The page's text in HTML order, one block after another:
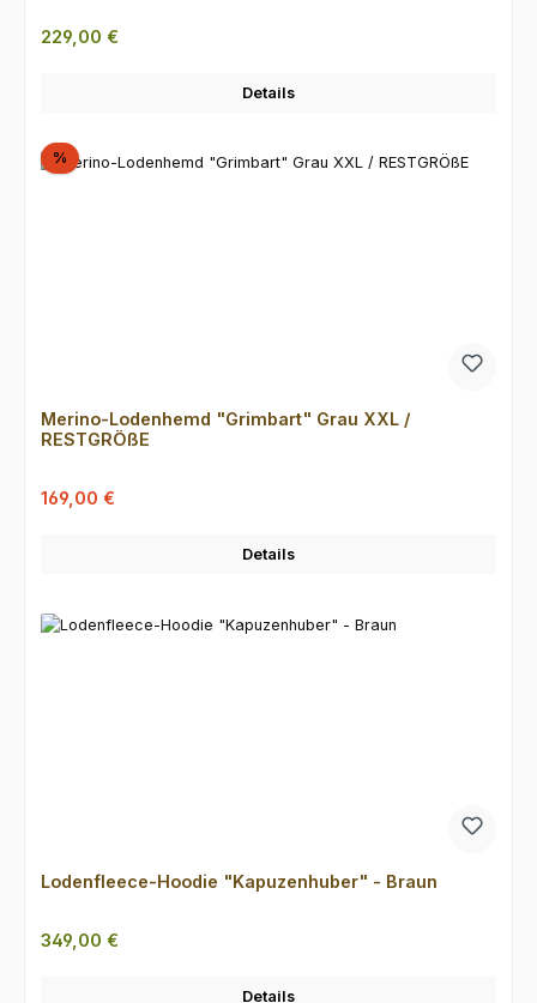
Regulärer Preis:
229,00 €
Details
%Rabatt
Merino-Lodenhemd "Grimbart" Grau XXL /
RESTGRÖßE
Verkaufspreis:
169,00 €
Details
Lodenfleece-Hoodie "Kapuzenhuber" - Braun
Regulärer Preis:
349,00 €
Details